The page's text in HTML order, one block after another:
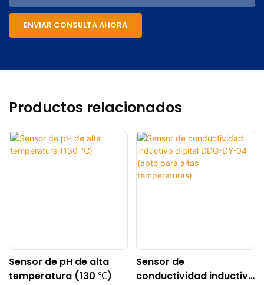
ENVIAR CONSULTA AHORA
Productos relacionados
Sensor de pH de alta
temperatura (130 ℃)
Sensor de
conductividad inductivo